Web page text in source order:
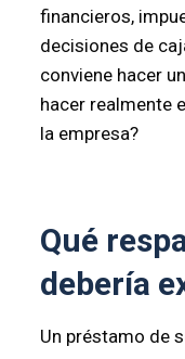
financieros,
decisiones de
conviene hacer
hacer realmente
la empresa?
Qué
debería
Un préstamo de